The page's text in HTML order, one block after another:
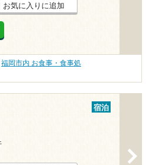
お気に入りに追加
福岡市内 お食事・食事処
宿泊